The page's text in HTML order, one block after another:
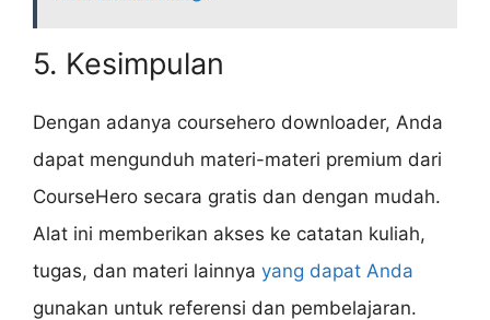
5. Kesimpulan
Dengan adanya coursehero downloader, Anda
dapat mengunduh materi-materi premium dari
CourseHero secara gratis dan dengan mudah.
Alat ini memberikan akses ke catatan kuliah,
tugas, dan materi lainnya yang dapat Anda
gunakan untuk referensi dan pembelajaran.